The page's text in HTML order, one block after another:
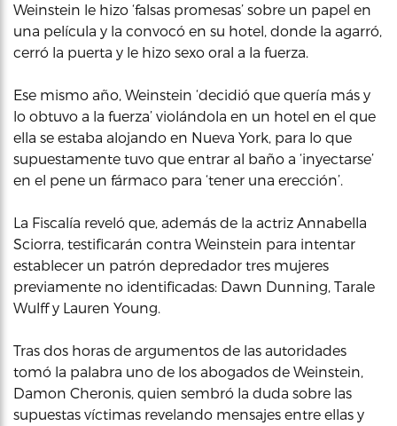
Weinstein le hizo ‘falsas promesas’ sobre un papel en
una película y la convocó en su hotel, donde la agarró,
cerró la puerta y le hizo sexo oral a la fuerza.
Ese mismo año, Weinstein ‘decidió que quería más y
lo obtuvo a la fuerza’ violándola en un hotel en el que
ella se estaba alojando en Nueva York, para lo que
supuestamente tuvo que entrar al baño a ‘inyectarse’
en el pene un fármaco para ‘tener una erección’.
La Fiscalía reveló que, además de la actriz Annabella
Sciorra, testificarán contra Weinstein para intentar
establecer un patrón depredador tres mujeres
previamente no identificadas: Dawn Dunning, Tarale
Wulff y Lauren Young.
Tras dos horas de argumentos de las autoridades
tomó la palabra uno de los abogados de Weinstein,
Damon Cheronis, quien sembró la duda sobre las
supuestas víctimas revelando mensajes entre ellas y